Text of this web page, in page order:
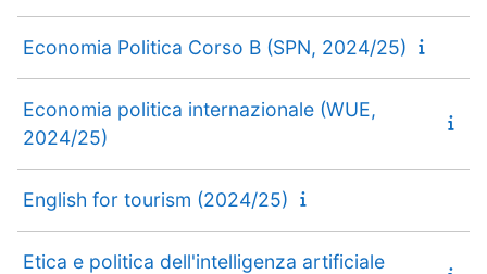
Economia Politica Corso B (SPN, 2024/25)
Economia politica internazionale (WUE,
2024/25)
English for tourism (2024/25)
Etica e politica dell'intelligenza artificiale